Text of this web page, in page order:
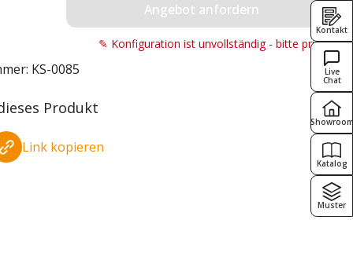
Angebot anfordern
✎ Konfiguration ist unvollständig - bitte prüfen!
KS-0085
Produkt
Link kopieren
Kontakt
Live
Chat
Showroom
Katalog
Muster